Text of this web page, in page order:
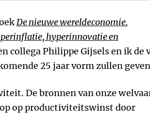
De nieuwe wereldeconomie.
hyperinnovatie en
collega Philippe Gijsels en ik de
25 jaar vorm zullen
De bronnen van onze
op productiviteitswinst door